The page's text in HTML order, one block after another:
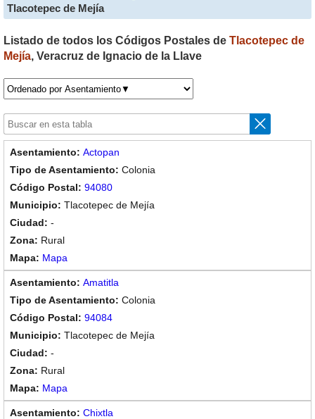
Tlacotepec de Mejía
Listado de todos los Códigos Postales de Tlacotepec de
Mejía, Veracruz de Ignacio de la Llave
Actopan
Colonia
94080
Tlacotepec de Mejía
-
Rural
Mapa
Amatitla
Colonia
94084
Tlacotepec de Mejía
-
Rural
Mapa
Chixtla